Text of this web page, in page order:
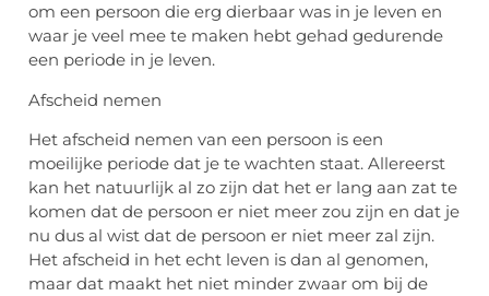
om een persoon die erg dierbaar was in je leven en
waar je veel mee te maken hebt gehad gedurende
een periode in je leven.
Afscheid nemen
Het afscheid nemen van een persoon is een
moeilijke periode dat je te wachten staat. Allereerst
kan het natuurlijk al zo zijn dat het er lang aan zat te
komen dat de persoon er niet meer zou zijn en dat je
nu dus al wist dat de persoon er niet meer zal zijn.
Het afscheid in het echt leven is dan al genomen,
maar dat maakt het niet minder zwaar om bij de